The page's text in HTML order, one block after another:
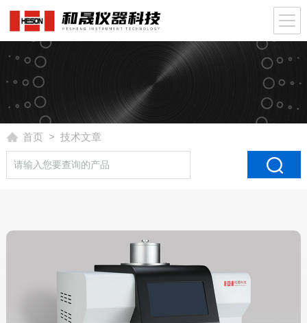
首页 > 技术文章